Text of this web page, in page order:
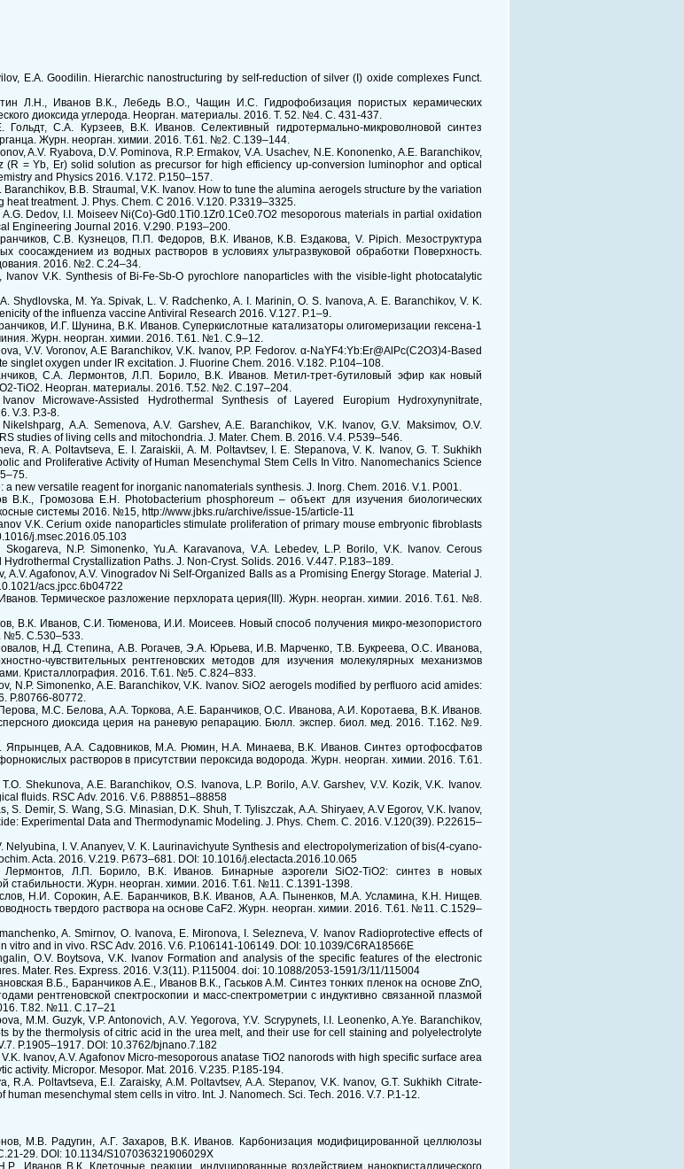
E.A. Goodilin. Hierarchic nanostructuring by self-reduction of silver (I) oxide complexes Funct.
Л.Н., Иванов В.К., Лебедь В.О., Чащин И.С. Гидрофобизация пористых керамических
диоксида углерода. Неорган. материалы. 2016. Т. 52. №4. С. 431-437.
С.А. Курзеев, В.К. Иванов. Селективный гидротермально-микроволновой синтез
Журн. неорган. химии. 2016. Т.61. №2. С.139–144.
A.V. Ryabova, D.V. Pominova, R.P. Ermakov, V.A. Usachev, N.E. Kononenko, A.E. Baranchikov,
(R = Yb, Er) solid solution as precursor for high efficiency up-conversion luminophor and optical
and Physics 2016. V.172. P.150–157.
B.B. Straumal, V.K. Ivanov. How to tune the alumina aerogels structure by the variation
treatment. J. Phys. Chem. C 2016. V.120. P.3319–3325.
A.G. Dedov, I.I. Moiseev Ni(Co)-Gd0.1Ti0.1Zr0.1Ce0.7O2 mesoporous materials in partial oxidation
Engineering Journal 2016. V.290. P.193–200.
С.В. Кузнецов, П.П. Федоров, В.К. Иванов, К.В. Ездакова, V. Pipich. Мезоструктура
соосаждением из водных растворов в условиях ультразвуковой обработки Поверхность.
2016. №2. С.24–34.
Ivanov V.K. Synthesis of Bi-Fe-Sb-O pyrochlore nanoparticles with the visible-light photocatalytic
Shydlovska, M. Ya. Spivak, L. V. Radchenko, A. I. Marinin, O. S. Ivanova, A. E. Baranchikov, V. K.
of the influenza vaccine Antiviral Research 2016. V.127. P.1–9.
И.Г. Шунина, В.К. Иванов. Суперкислотные катализаторы олигомеризации гексена-1
Журн. неорган. химии. 2016. Т.61. №1. С.9–12.
V.V. Voronov, A.E Baranchikov, V.K. Ivanov, P.P. Fedorov. α-NaYF4:Yb:Er@AlPc(C2O3)4-Based
oxygen under IR excitation. J. Fluorine Chem. 2016. V.182. P.104–108.
С.А. Лермонтов, Л.П. Борило, В.К. Иванов. Метил-трет-бутиловый эфир как новый
TiO2. Неорган. материалы. 2016. Т.52. №2. С.197–204.
Microwave-Assisted Hydrothermal Synthesis of Layered Europium Hydroxynynitrate,
V.3. P.3-8.
A.A. Semenova, A.V. Garshev, A.E. Baranchikov, V.K. Ivanov, G.V. Maksimov, O.V.
studies of living cells and mitochondria. J. Mater. Chem. B. 2016. V.4. P.539–546.
R. A. Poltavtseva, E. I. Zaraiskii, A. M. Poltavtsev, I. E. Stepanova, V. K. Ivanov, G. T. Sukhikh
and Proliferative Activity of Human Mesenchymal Stem Cells In Vitro. Nanomechanics Science
a new versatile reagent for inorganic nanomaterials synthesis. J. Inorg. Chem. 2016. V.1. P.001.
Громозова Е.Н. Photobacterium phosphoreum – объект для изучения биологических
системы 2016. №15, http://www.jbks.ru/archive/issue-15/article-11
V.K. Cerium oxide nanoparticles stimulate proliferation of primary mouse embryonic fibroblasts
j.msec.2016.05.103
N.P. Simonenko, Yu.A. Karavanova, V.A. Lebedev, L.P. Borilo, V.K. Ivanov. Cerous
Crystallization Paths. J. Non-Cryst. Solids. 2016. V.447. P.183–189.
A.V. Agafonov, A.V. Vinogradov Ni Self-Organized Balls as a Promising Energy Storage. Material J.
acs.jpcc.6b04722
Термическое разложение перхлората церия(III). Журн. неорган. химии. 2016. Т.61. №8.
В.К. Иванов, С.И. Тюменова, И.И. Моисеев. Новый способ получения микро-мезопористого
№5. С.530–533.
Н.Д. Степина, А.В. Рогачев, Э.А. Юрьева, И.В. Марченко, Т.В. Букреева, О.С. Иванова,
чувствительных рентгеновских методов для изучения молекулярных механизмов
Кристаллография. 2016. Т.61. №5. С.824–833.
N.P. Simonenko, A.E. Baranchikov, V.K. Ivanov. SiO2 aerogels modified by perfluoro acid amides:
P.80766-80772.
М.С. Белова, А.А. Торкова, А.Е. Баранчиков, О.С. Иванова, А.И. Коротаева, В.К. Иванов.
диоксида церия на раневую репарацию. Бюлл. экспер. биол. мед. 2016. Т.162. №9.
Япрынцев, А.А. Садовников, М.А. Рюмин, Н.А. Минаева, В.К. Иванов. Синтез ортофосфатов
растворов в присутствии пероксида водорода. Журн. неорган. химии. 2016. Т.61.
Shekunova, A.E. Baranchikov, O.S. Ivanova, L.P. Borilo, A.V. Garshev, V.V. Kozik, V.K. Ivanov.
fluids. RSC Adv. 2016. V.6. P.88851–88858
S. Demir, S. Wang, S.G. Minasian, D.K. Shuh, T. Tyliszczak, A.A. Shiryaev, A.V Egorov, V.K. Ivanov,
Experimental Data and Thermodynamic Modeling. J. Phys. Chem. C. 2016. V.120(39). P.22615–
Nelyubina, I. V. Ananyev, V. K. Laurinavichyute Synthesis and electropolymerization of bis(4-cyano-
Acta. 2016. V.219. P.673–681. DOI: 10.1016/j.electacta.2016.10.065
Л.П. Борило, В.К. Иванов. Бинарные аэрогели SiO2-TiO2: синтез в новых
стабильности. Журн. неорган. химии. 2016. Т.61. №11. С.1391-1398.
Н.И. Сорокин, А.Е. Баранчиков, В.К. Иванов, А.А. Пыненков, М.А. Усламина, К.Н. Нищев.
твердого раствора на основе CaF2. Журн. неорган. химии. 2016. Т.61. №11. С.1529–
A. Smirnov, O. Ivanova, E. Mironova, I. Selezneva, V. Ivanov Radioprotective effects of
and in vivo. RSC Adv. 2016. V.6. P.106141-106149. DOI: 10.1039/C6RA18566E
O.V. Boytsova, V.K. Ivanov Formation and analysis of the specific features of the electronic
Mater. Res. Express. 2016. V.3(11). P.115004. doi: 10.1088/2053-1591/3/11/115004
В.Б., Баранчиков А.Е., Иванов В.К., Гаськов А.М. Синтез тонких пленок на основе ZnO,
рентгеновской спектроскопии и масс-спектрометрии с индуктивно связанной плазмой
Т.82. №11. С.17–21
M.M. Guzyk, V.P. Antonovich, А.V. Yegorova, Y.V. Scrypynets, I.I. Leonenko, A.Ye. Baranchikov,
by the thermolysis of citric acid in the urea melt, and their use for cell staining and polyelectrolyte
P.1905–1917. DOI: 10.3762/bjnano.7.182
Ivanov, A.V. Agafonov Micro-mesoporous anatase TiO2 nanorods with high specific surface area
activity. Micropor. Mesopor. Mat. 2016. V.235. P.185-194.
R.A. Poltavtseva, E.I. Zaraisky, A.M. Poltavtsev, A.A. Stepanov, V.K. Ivanov, G.T. Sukhikh Citrate-
mesenchymal stem cells in vitro. Int. J. Nanomech. Sci. Tech. 2016. V.7. P.1-12.
М.В. Радугин, А.Г. Захаров, В.К. Иванов. Карбонизация модифицированной целлюлозы
29. DOI: 10.1134/S107036321906029X
Иванов В.К. Клеточные реакции, индуцированные воздействием нанокристаллического